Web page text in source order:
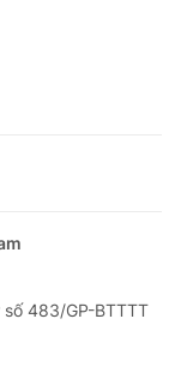
483/GP-BTTTT